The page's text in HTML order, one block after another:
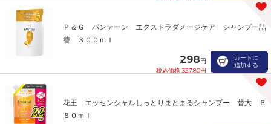
Ｐ＆Ｇ パンテーン エクストラダメージケア シャンプー詰
替 ３００ｍｌ
298円
税込価格 327.80円
カートに
追加する
花王 エッセンシャルしっとりまとまるシャンプー 替大 ６
８０ｍｌ